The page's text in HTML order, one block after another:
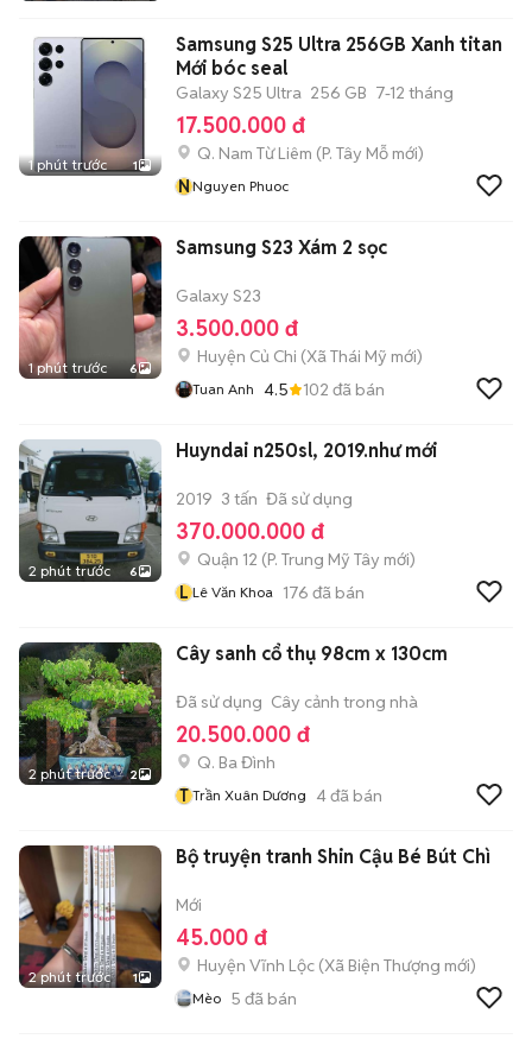
1 phút trước 1
Samsung S25 Ultra 256GB Xanh titan
Mới bóc seal
Galaxy S25 Ultra 256 GB 7-12 tháng
17.500.000 đ
Q. Nam Từ Liêm (P. Tây Mỗ mới)
NNguyen Phuoc
1 phút trước 6
Samsung S23 Xám 2 sọc
Galaxy S23
3.500.000 đ
Huyện Củ Chi (Xã Thái Mỹ mới)
Tuan Anh 4.5 102 đã bán
2 phút trước 6
Huyndai n250sl, 2019.như mới
2019 3 tấn Đã sử dụng
370.000.000 đ
Quận 12 (P. Trung Mỹ Tây mới)
L Lê Văn Khoa 176 đã bán
2 phút trước 2
Cây sanh cổ thụ 98cm x 130cm
Đã sử dụng Cây cảnh trong nhà
20.500.000 đ
Q. Ba Đình
T Trần Xuân Dương 4đã bán
2 phút trước 1
Bộ truyện tranh Shin Cậu Bé Bút Chì
Mới
45.000 đ
Huyện Vĩnh Lộc (Xã Biện Thượng mới)
Mèo 5 đã bán